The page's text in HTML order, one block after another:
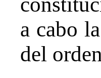
a cabo
del